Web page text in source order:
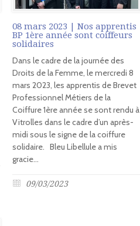
08 mars 2023 | Nos apprentis
BP 1ère année sont coiffeurs
solidaires
Dans le cadre de la journée des
Droits de la Femme, le mercredi 8
mars 2023, les apprentis de Brevet
Professionnel Métiers de la
Coiffure 1ère année se sont rendu à
Vitrolles dans le cadre d’un après-
midi sous le signe de la coiffure
solidaire. Bleu Libellule a mis
gracie...
09/03/2023